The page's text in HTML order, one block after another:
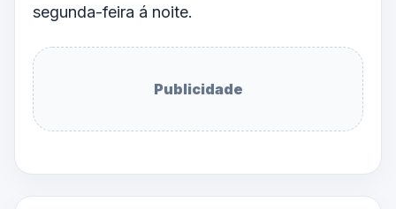
segunda-feira á noite.
Publicidade